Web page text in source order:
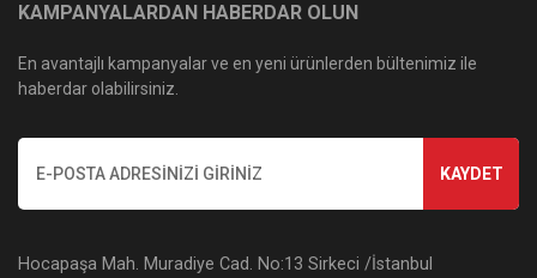
KAMPANYALARDAN HABERDAR OLUN
En avantajlı kampanyalar ve en yeni ürünlerden bültenimiz ile
haberdar olabilirsiniz.
KAYDET
Hocapaşa Mah. Muradiye Cad. No:13 Sirkeci /İstanbul